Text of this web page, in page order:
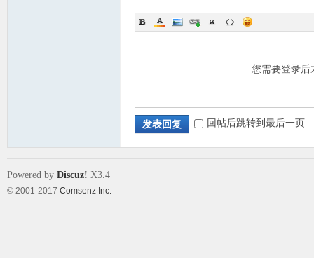
您需要登录
发表回复 回帖后跳转到最后一页
Powered by Discuz! X3.4
© 2001-2017 Comsenz Inc.